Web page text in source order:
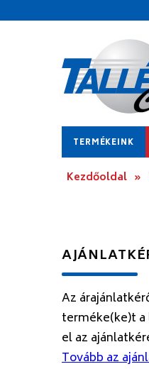
TERMÉKEINK
Kezdőoldal »
Az
terméke(ke)t
el az
Tovább az